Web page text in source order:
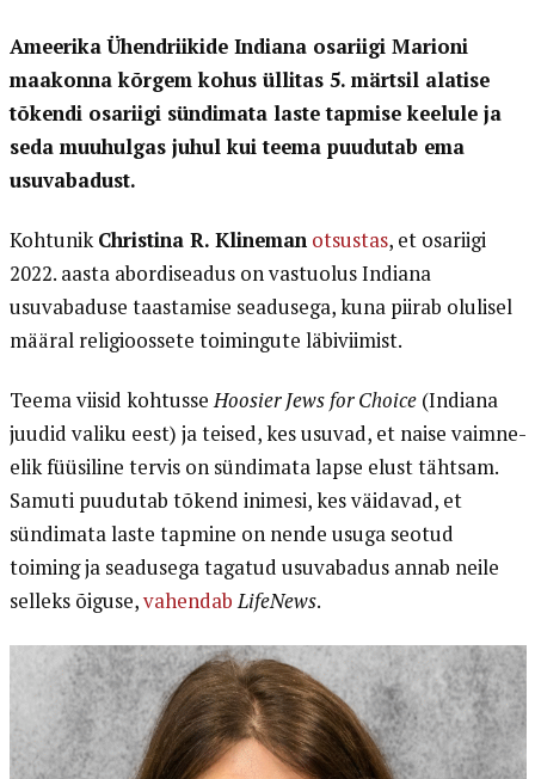
Ameerika Ühendriikide Indiana osariigi Marioni
maakonna kõrgem kohus üllitas 5. märtsil alatise
tõkendi osariigi sündimata laste tapmise keelule ja
seda muuhulgas juhul kui teema puudutab ema
usuvabadust.
KohtunikChristina R. Klineman otsustas, et osariigi
2022. aasta abordiseadus on vastuolus Indiana
usuvabaduse taastamise seadusega, kuna piirab olulisel
määral religioossete toimingute läbiviimist.
Teema viisid kohtusseHoosier Jews for Choice (Indiana
juudid valiku eest) ja teised, kes usuvad, et naise vaimne-
elik füüsiline tervis on sündimata lapse elust tähtsam.
Samuti puudutab tõkend inimesi, kes väidavad, et
sündimata laste tapmine on nende usuga seotud
toiming ja seadusega tagatud usuvabadus annab neile
selleks õiguse,vahendab LifeNews.